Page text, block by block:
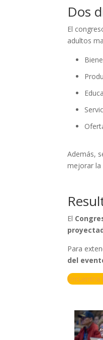
Dos
El
adultos
Además,
mejorar la
El
Para
del
Encuentra